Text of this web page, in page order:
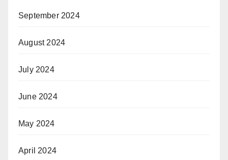
September 2024
August 2024
July 2024
June 2024
May 2024
April 2024